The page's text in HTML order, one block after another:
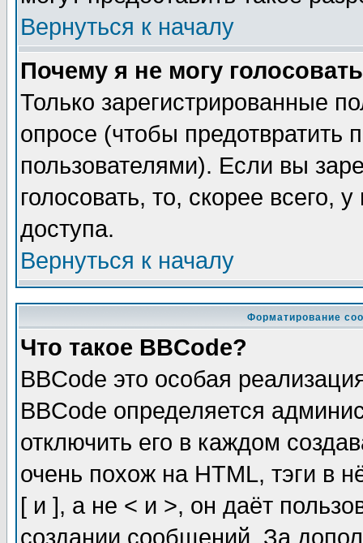
Вернуться к началу
Почему я не могу
Только зарегистрированные
опросе (чтобы предотвратить
пользователями). Если вы
голосовать, то, скорее всего,
доступа.
Вернуться к началу
Форматирование
Что такое BBCode?
BBCode это особая
BBCode определяется
отключить его в каждом
очень похож на HTML, тэги в
[ и ], а не < и >, он даёт
создании сообщений. За